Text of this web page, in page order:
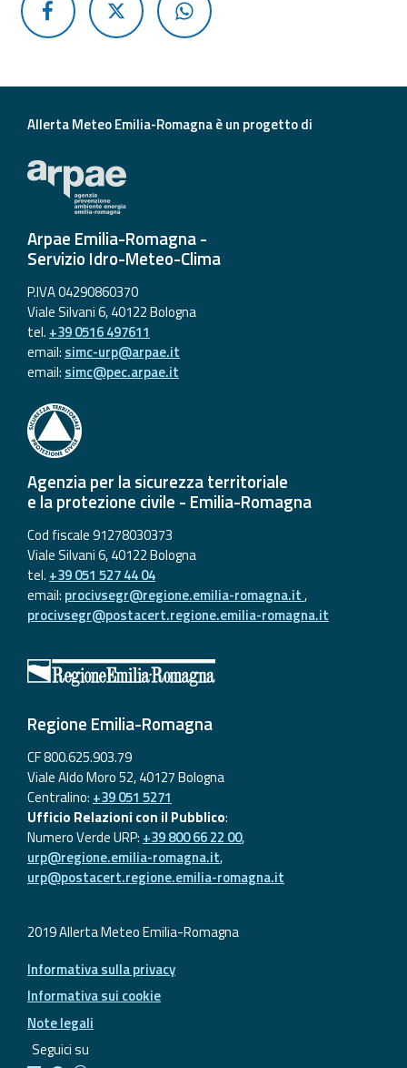
Allerta Meteo Emilia-Romagna è un progetto di
Arpae Emilia-Romagna -
Servizio Idro-Meteo-Clima
P.IVA 04290860370
Viale Silvani 6, 40122 Bologna
tel. +39 0516 497611
email: simc-urp@arpae.it
email: simc@pec.arpae.it
Agenzia per la sicurezza territoriale
e la protezione civile - Emilia-Romagna
Cod fiscale 91278030373
Viale Silvani 6, 40122 Bologna
tel. +39 051 527 44 04
email: procivsegr@regione.emilia-romagna.it,
procivsegr@postacert.regione.emilia-romagna.it
Regione Emilia-Romagna
CF 800.625.903.79
Viale Aldo Moro 52, 40127 Bologna
Centralino: +39 051 5271
Ufficio Relazioni con il Pubblico:
Numero Verde URP: +39 800 66 22 00,
urp@regione.emilia-romagna.it,
urp@postacert.regione.emilia-romagna.it
2019 Allerta Meteo Emilia-Romagna
Informativa sulla privacy
Informativa sui cookie
Note legali
Seguici su